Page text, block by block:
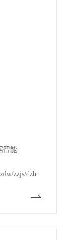
智能
zzjs/dzh.